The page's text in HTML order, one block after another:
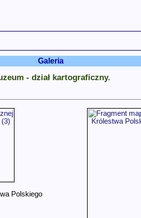
Galeria
- dział kartograficzny.
Polskiego